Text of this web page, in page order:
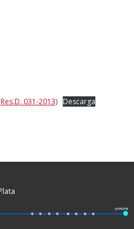
031-2013) Descarga